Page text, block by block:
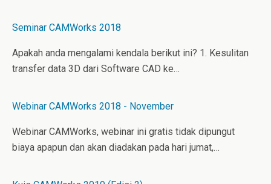
Seminar CAMWorks 2018
Apakah anda mengalami kendala berikut ini? 1. Kesulitan
transfer data 3D dari Software CAD ke…
Webinar CAMWorks 2018 - November
Webinar CAMWorks, webinar ini gratis tidak dipungut
biaya apapun dan akan diadakan pada hari jumat,…